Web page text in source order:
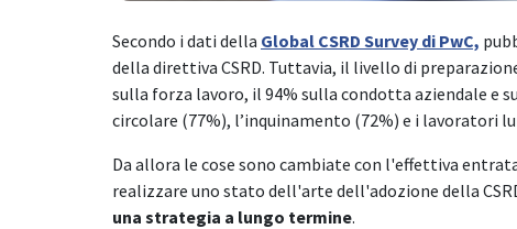
Secondo i dati della Global CSRD Survey di PwC,
della direttiva CSRD. Tuttavia, il livello di
sulla forza lavoro, il 94% sulla condotta aziendale e
circolare (77%), l’inquinamento (72%) e i lavoratori
Da allora le cose sono cambiate con l'effettiva
realizzare uno stato dell'arte dell'adozione della
una strategia a lungo termine.